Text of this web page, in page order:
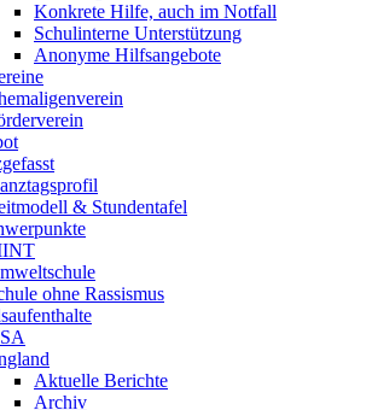
Konkrete Hilfe, auch im Notfall
Schulinterne Unterstützung
Anonyme Hilfsangebote
& Stundentafel
ohne Rassismus
Aktuelle Berichte
Archiv